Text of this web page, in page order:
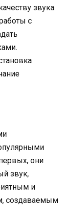
звука
с
они
звук,
и
создаваемым